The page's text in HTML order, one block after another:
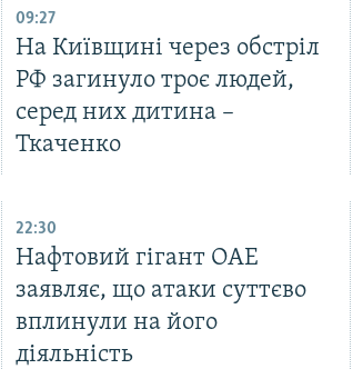
09:27
На Київщині через обстріл
РФ загинуло троє людей,
серед них дитина –
Ткаченко
22:30
Нафтовий гігант ОАЕ
заявляє, що атаки суттєво
вплинули на його
діяльність